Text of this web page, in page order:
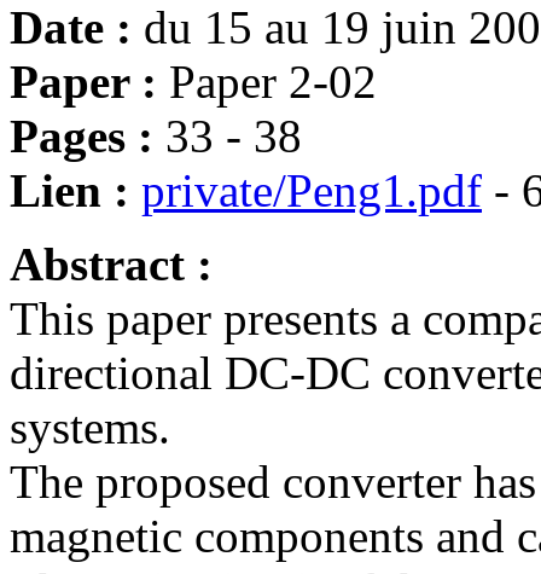
Date : du 15 au 19 juin
Paper : Paper 2-02
Pages : 33 - 38
Lien : private/Peng1.pdf -
Abstract :
This paper presents a
directional DC-DC
systems.
The proposed converter
magnetic components and